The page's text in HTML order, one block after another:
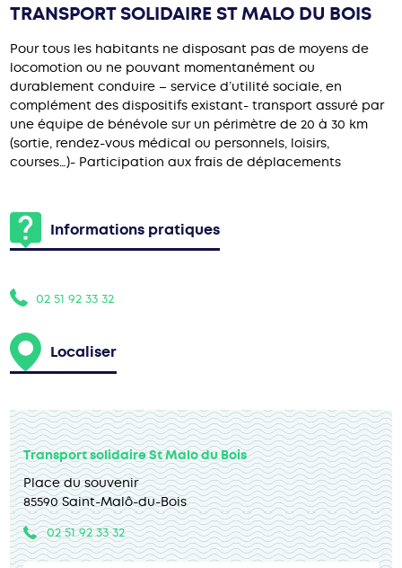
TRANSPORT SOLIDAIRE ST MALO DU BOIS
Pour tous les habitants ne disposant pas de moyens de
locomotion ou ne pouvant momentanément ou
durablement conduire – service d’utilité sociale, en
complément des dispositifs existant- transport assuré par
une équipe de bénévole sur un périmètre de 20 à 30 km
(sortie, rendez-vous médical ou personnels, loisirs,
courses…)- Participation aux frais de déplacements
Informations pratiques
02 51 92 33 32
Localiser
Transport solidaire St Malo du Bois
Place du souvenir
85590 Saint-Malô-du-Bois
02 51 92 33 32